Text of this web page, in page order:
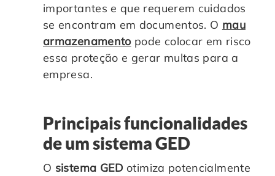
importantes e que requerem cuidados
se encontram em documentos. O mau
armazenamentopode colocar em risco
essa proteção e gerar multas para a
empresa.
Principais funcionalidades
de um sistema GED
O sistema GED otimiza potencialmente